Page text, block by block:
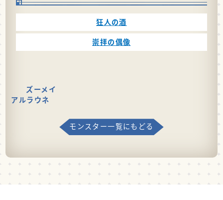
狂人の酒
崇拝の偶像
ズーメイ
アルラウネ
モンスター一覧にもどる